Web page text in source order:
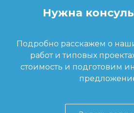
Нужна
Подробно расскажем о
работ и типовых
стоимость и подготовим